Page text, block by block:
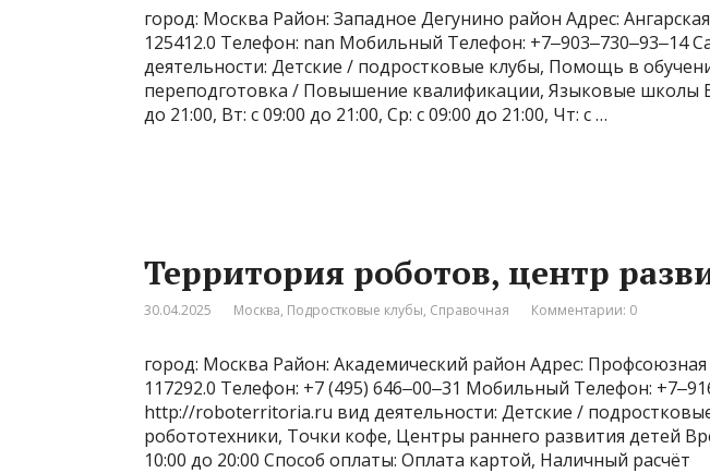
город: Москва Район: Западное Дегунино район Адрес:
125412.0 Телефон: nan Мобильный Телефон: +7‒903‒730‒93‒14
деятельности: Детские / подростковые клубы, Помощь в
переподготовка / Повышение квалификации, Языковые школы
до 21:00, Вт: с 09:00 до 21:00, Ср: с 09:00 до 21:00, Чт: с …
Территория роботов, центр
30.04.2025 Москва, Подростковые клубы, Справочная Комментарии: 0
город: Москва Район: Академический район Адрес:
117292.0 Телефон: +7 (495) 646‒00‒31 Мобильный Телефон:
http://roboterritoria.ru вид деятельности: Детские /
робототехники, Точки кофе, Центры раннего развития детей
10:00 до 20:00 Способ оплаты: Оплата картой, Наличный расчёт